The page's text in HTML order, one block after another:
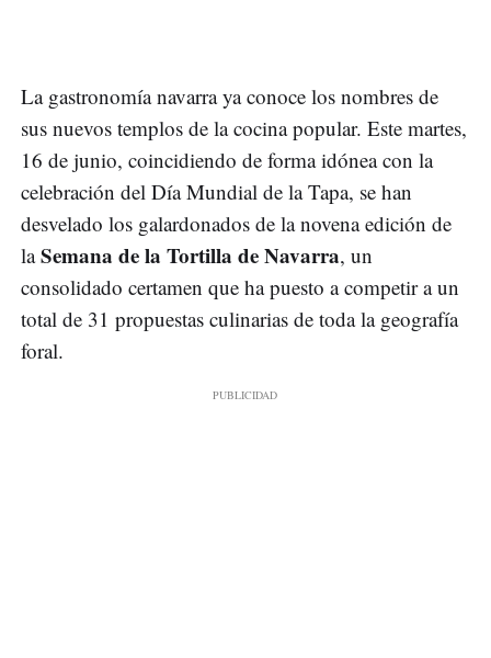
La gastronomía navarra ya conoce los nombres de
sus nuevos templos de la cocina popular. Este martes,
16 de junio, coincidiendo de forma idónea con la
celebración del Día Mundial de la Tapa, se han
desvelado los galardonados de la novena edición de
laSemana de la Tortilla de Navarra, un
consolidado certamen que ha puesto a competir a un
total de 31 propuestas culinarias de toda la geografía
foral.